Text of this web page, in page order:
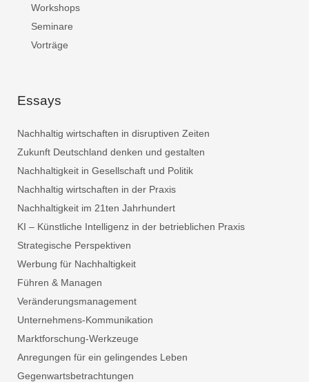
Workshops
Seminare
Vorträge
Essays
Nachhaltig wirtschaften in disruptiven Zeiten
Zukunft Deutschland denken und gestalten
Nachhaltigkeit in Gesellschaft und Politik
Nachhaltig wirtschaften in der Praxis
Nachhaltigkeit im 21ten Jahrhundert
KI – Künstliche Intelligenz in der betrieblichen Praxis
Strategische Perspektiven
Werbung für Nachhaltigkeit
Führen & Managen
Veränderungsmanagement
Unternehmens-Kommunikation
Marktforschung-Werkzeuge
Anregungen für ein gelingendes Leben
Gegenwartsbetrachtungen